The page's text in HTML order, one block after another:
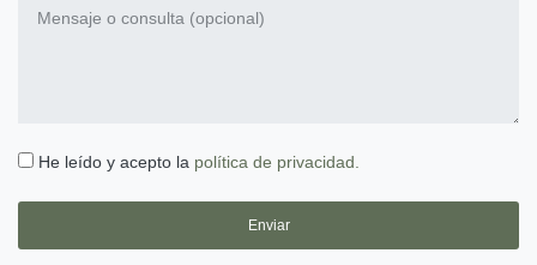
He leído y acepto la política de privacidad.
Enviar